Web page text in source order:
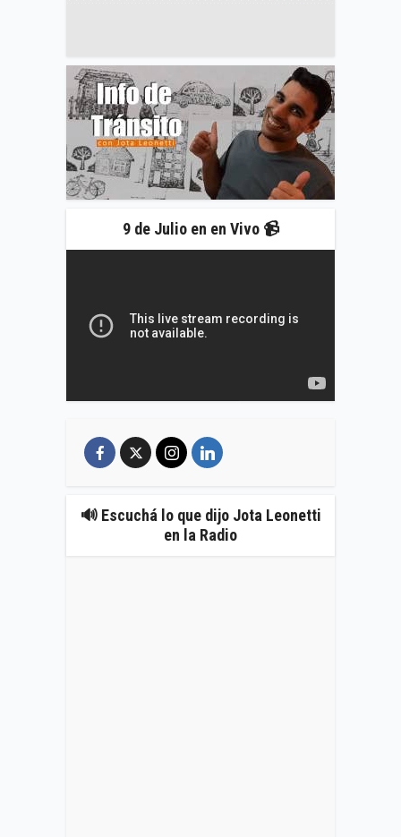
9 de Julio en en Vivo 📹
🔊 Escuchá lo que dijo Jota Leonetti
en la Radio